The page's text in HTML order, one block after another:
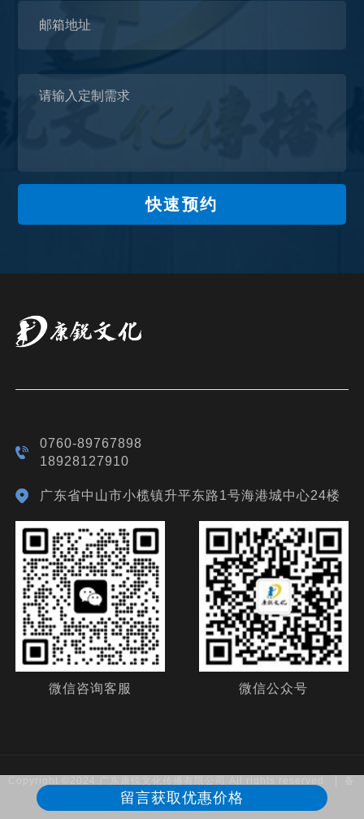
留言获取优惠价格
快速预约
0760-89767898
18928127910
广东省中山市小榄镇升平东路1号海港城中心24楼
微信咨询客服 微信公众号
案号：粤ICP备19132174号